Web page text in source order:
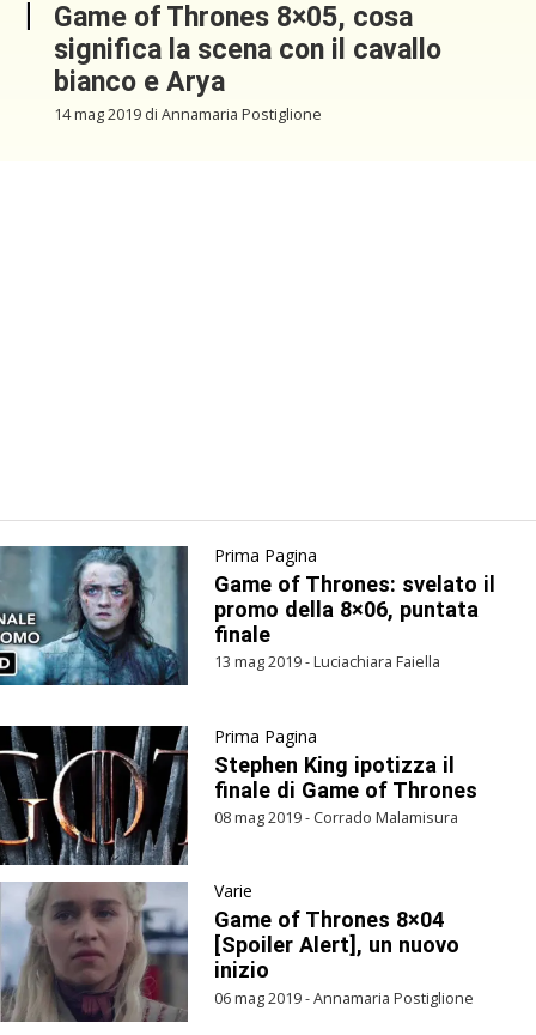
Game of Thrones 8×05, cosa
significa la scena con il cavallo
bianco e Arya
14 mag 2019 di Annamaria Postiglione
Prima Pagina
Game of Thrones: svelato il
promo della 8×06, puntata
finale
13 mag 2019 - Luciachiara Faiella
Prima Pagina
Stephen King ipotizza il
finale di Game of Thrones
08 mag 2019 - Corrado Malamisura
Varie
Game of Thrones 8×04
[Spoiler Alert], un nuovo
inizio
06 mag 2019 - Annamaria Postiglione